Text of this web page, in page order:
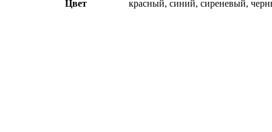
Цвет красный, синий, сиреневый,